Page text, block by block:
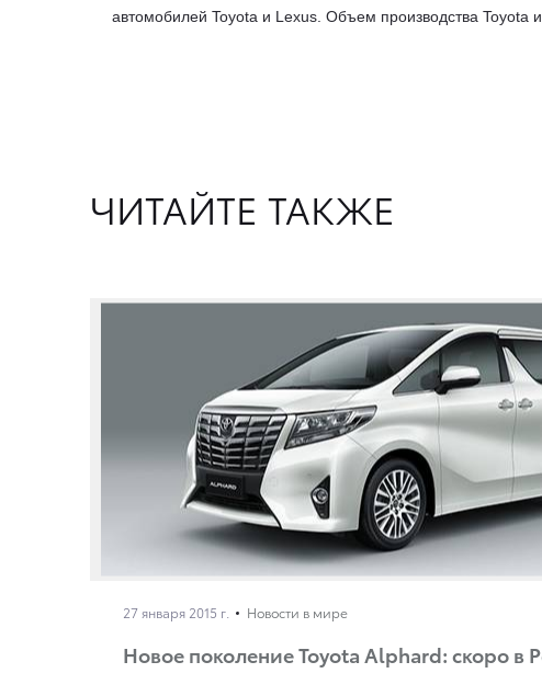
автомобилей Toyota и Lexus. Объем производства Toyota
ЧИТАЙТЕ ТАКЖЕ
27 января 2015 г. Новости в мире
Новое поколение Toyota Alphard: скоро в